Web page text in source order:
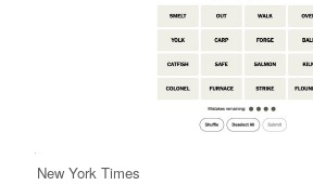
New York Times